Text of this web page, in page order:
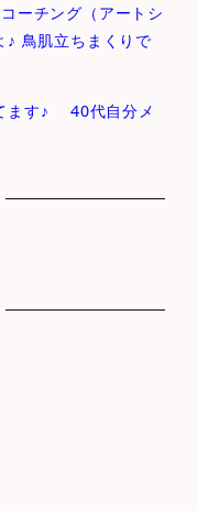
ーチング（アートシ
♪ 鳥肌立ちまくりで
ます♪ 40代自分メ